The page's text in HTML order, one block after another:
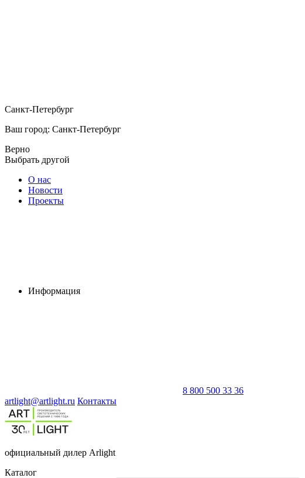
Санкт-Петербург
Ваш город: Санкт-Петербург
Верно
Выбрать другой
О нас
Новости
Проекты
Информация
8 800 500 33 36
artlight@artlight.ru Контакты
официальный дилер Arlight
Каталог